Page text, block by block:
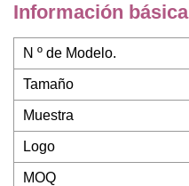
Información básica
N º de Modelo.
Tamaño
Muestra
Logo
MOQ